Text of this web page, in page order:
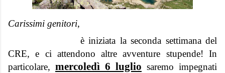
Carissimi genitori,
è iniziata la seconda settimana del
CRE, e ci attendono altre avventure stupende! In
particolare, mercoledì 6 luglio saremo impegnati